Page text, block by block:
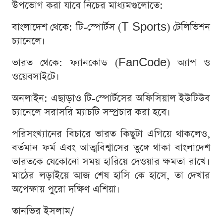
উপভোগ করা যাবে নিচের মাধ্যমগুলোতে:
বাংলাদেশ থেকে: টি-স্পোর্টস (T Sports) টেলিভিশন
চ্যানেলে।
ভারত থেকে: ফ্যানকোড (FanCode) অ্যাপ ও
ওয়েবসাইটে।
অনলাইন: এছাড়াও টি-স্পোর্টসের অফিসিয়াল ইউটিউব
চ্যানেলে সরাসরি ম্যাচটি সম্প্রচার করা হবে।
পরিসংখ্যানের বিচারে ভারত কিছুটা এগিয়ে থাকলেও,
বর্তমান ফর্ম এবং আত্মবিশ্বাসের তুঙ্গে থাকা বাংলাদেশ
ভারতকে যেকোনো সময় হারিয়ে দেওয়ার ক্ষমতা রাখে।
মাঠের লড়াইয়ে আজ শেষ হাসি কে হাসে, তা দেখার
অপেক্ষায় পুরো দক্ষিণ এশিয়া।
তানভির ইসলাম/